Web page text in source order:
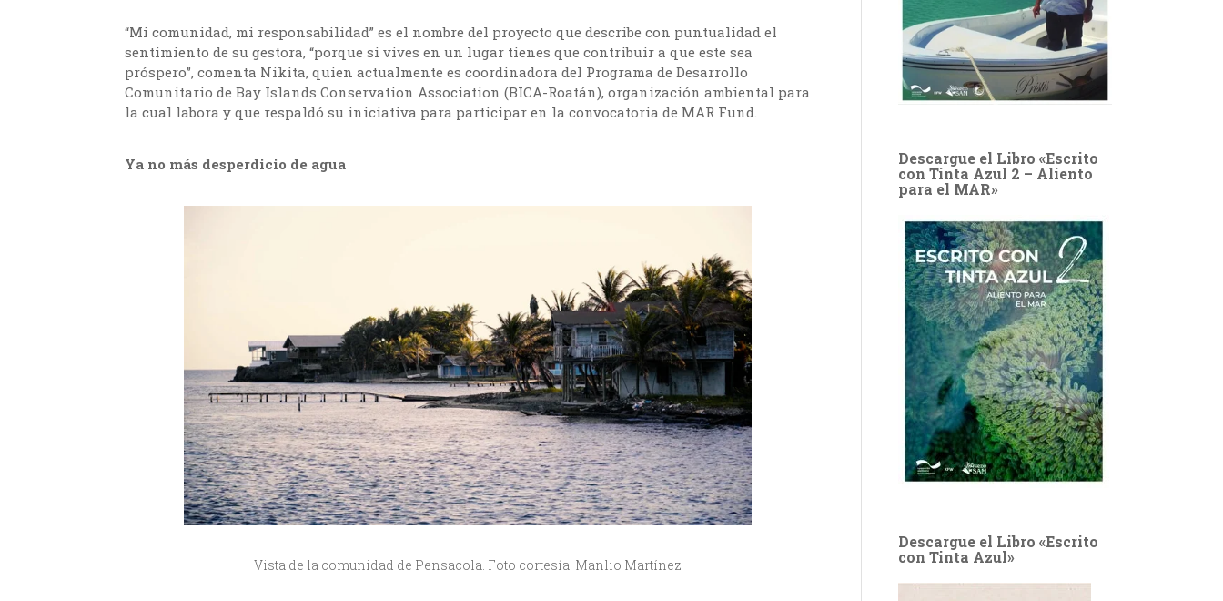
“Mi comunidad, mi responsabilidad” es el nombre del proyecto que describe con puntualidad el
sentimiento de su gestora, “porque si vives en un lugar tienes que contribuir a que este sea
próspero”, comenta Nikita, quien actualmente es coordinadora del Programa de Desarrollo
Comunitario de Bay Islands Conservation Association (BICA-Roatán), organización ambiental para
la cual labora y que respaldó su iniciativa para participar en la convocatoria de MAR Fund.
Ya no más desperdicio de agua
Vista de la comunidad de Pensacola. Foto cortesía: Manlio Martínez
Descargue el Libro «Escrito
con Tinta Azul 2 – Aliento
para el MAR»
Descargue el Libro «Escrito
con Tinta Azul»